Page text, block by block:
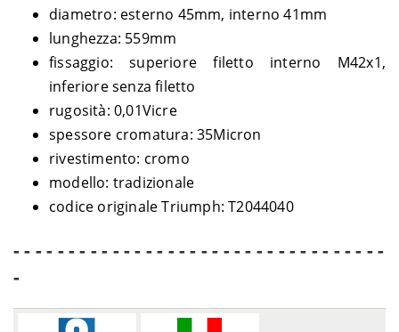
diametro: esterno 45mm, interno 41mm
lunghezza: 559mm
fissaggio: superiore filetto interno M42x1,
inferiore senza filetto
rugosità: 0,01Vicre
spessore cromatura: 35Micron
rivestimento: cromo
modello: tradizionale
codice originale Triumph: T2044040
- - - - - - - - - - - - - - - - - - - - - - - - - - - - - - - - - -
-